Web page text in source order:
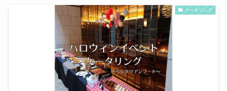
ケータリング